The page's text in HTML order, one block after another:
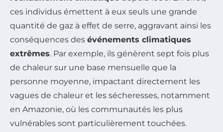
ces individus émettent à eux seuls une grande
quantité de gaz à effet de serre, aggravant ainsi les
conséquences des événements climatiques
extrêmes. Par exemple, ils génèrent sept fois plus
de chaleur sur une base mensuelle que la
personne moyenne, impactant directement les
vagues de chaleur et les sécheresses, notamment
en Amazonie, où les communautés les plus
vulnérables sont particulièrement touchées.